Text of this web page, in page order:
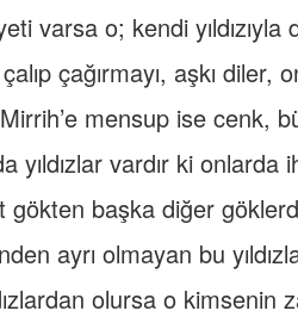
varsa o; kendi yıldızıyla
çağırmayı, aşkı diler,
mensup ise cenk,
yıldızlar vardır ki
başka diğer
ayrı olmayan bu
olursa o kimsenin